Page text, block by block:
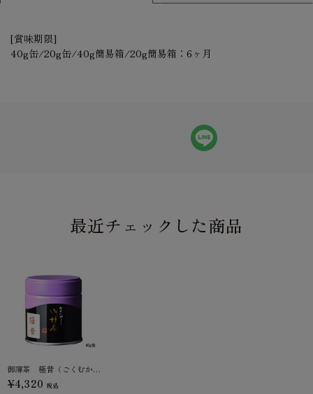
[賞味期限]
40g缶/20g缶/40g簡易箱/20g簡易箱：6ヶ月
最近チェックした商品
御薄茶 極昔（ごくむかし）
¥4,320 税込